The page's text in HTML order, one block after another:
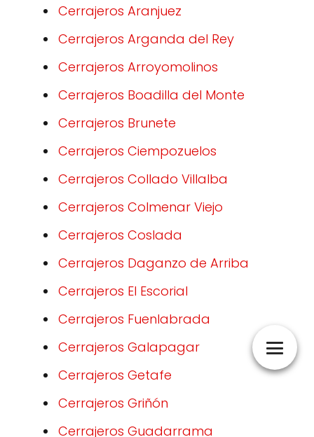
Cerrajeros Aranjuez
Cerrajeros Arganda del Rey
Cerrajeros Arroyomolinos
Cerrajeros Boadilla del Monte
Cerrajeros Brunete
Cerrajeros Ciempozuelos
Cerrajeros Collado Villalba
Cerrajeros Colmenar Viejo
Cerrajeros Coslada
Cerrajeros Daganzo de Arriba
Cerrajeros El Escorial
Cerrajeros Fuenlabrada
Cerrajeros Galapagar
Cerrajeros Getafe
Cerrajeros Griñón
Cerrajeros Guadarrama